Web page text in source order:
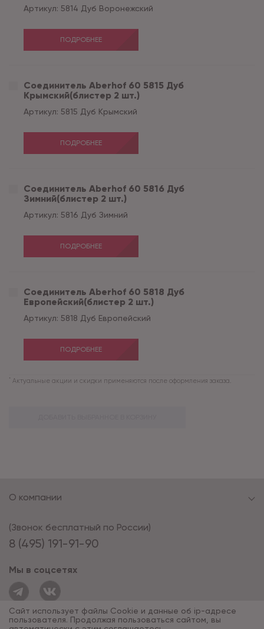
Артикул: 5814 Дуб Воронежский
ПОДРОБНЕЕ
Соединитель Aberhof 60 5815 Дуб
Крымский(блистер 2 шт.)
Артикул: 5815 Дуб Крымский
ПОДРОБНЕЕ
Соединитель Aberhof 60 5816 Дуб
Зимний(блистер 2 шт.)
Артикул: 5816 Дуб Зимний
ПОДРОБНЕЕ
Соединитель Aberhof 60 5818 Дуб
Европейский(блистер 2 шт.)
Артикул: 5818 Дуб Европейский
ПОДРОБНЕЕ
* Актуальные акции и скидки применяются после оформления заказа.
8 (495) 191-91-90
(Звонок бесплатный по России)
Мы в соцсетях
О компании
Сайт использует файлы Cookie и данные об ip-адресе
пользователя. Продолжая пользоваться сайтом, вы